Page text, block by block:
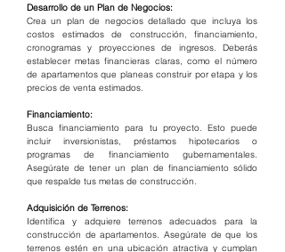
Desarrollo de un Plan de Negocios:
Crea un plan de negocios detallado que incluya los
costos estimados de construcción, financiamiento,
cronogramas y proyecciones de ingresos. Deberás
establecer metas financieras claras, como el número
de apartamentos que planeas construir por etapa y los
precios de venta estimados.
Financiamiento:
Busca financiamiento para tu proyecto. Esto puede
incluir inversionistas, préstamos hipotecarios o
programas de financiamiento gubernamentales.
Asegúrate de tener un plan de financiamiento sólido
que respalde tus metas de construcción.
Adquisición de Terrenos:
Identifica y adquiere terrenos adecuados para la
construcción de apartamentos. Asegúrate de que los
terrenos estén en una ubicación atractiva y cumplan